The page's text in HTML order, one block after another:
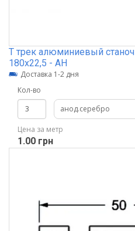
Т трек алюминиевый
180х22,5 - АН
Доставка 1-2 дня
Кол-во
анод.серебро
Цена за метр
1.00 грн